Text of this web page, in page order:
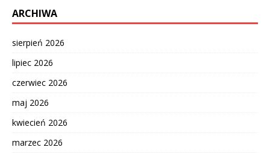
ARCHIWA
sierpień 2026
lipiec 2026
czerwiec 2026
maj 2026
kwiecień 2026
marzec 2026